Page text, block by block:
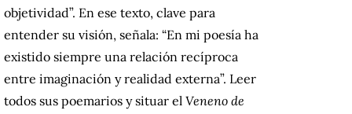
objetividad”. En ese texto, clave para
entender su visión, señala: “En mi poesía ha
existido siempre una relación recíproca
entre imaginación y realidad externa”. Leer
todos sus poemarios y situar el Veneno de